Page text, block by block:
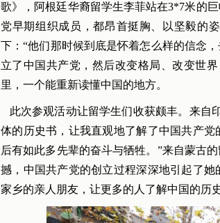
歌》，阿根廷华裔留学生李菲站在3*7米的
党早期组织成员，都昂首挺胸、以坚毅的
下：“他们那时候到底是怀着怎么样的信念
立了中国共产党，然后改变格局、改变世
里，一个能重新读懂中国的地方。
此次参观活动让留学生们收获颇丰。来自
体的历史书，让我直观地了解了中国共产
后有如此多先辈的奋斗与牺牲。”来自蒙古
撼，中国共产党的创立过程深深地引起了
家乡的亲人朋友，让更多的人了解中国的历